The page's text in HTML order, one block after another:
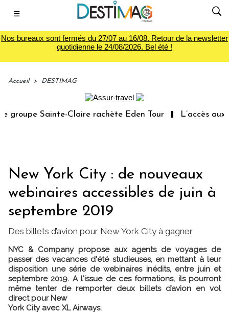
☰
Nos bureaux sont fermés du 27/07 au 16/08. Retour de la newsletter
quotidienne le 24/08/2026. Bel été !
Accueil > DESTIMAG
Sainte-Claire rachète Eden Tour L’accès aux
New York City : de nouveaux
webinaires accessibles de juin à
septembre 2019
Des billets d’avion pour New York City à gagner
NYC & Company propose aux agents de voyages de
passer des vacances d'été studieuses, en mettant à leur
disposition une série de webinaires inédits, entre juin et
septembre 2019. A l'issue de ces formations, ils pourront
même tenter de remporter deux billets d’avion en vol
direct pour New
York City avec XL Airways.